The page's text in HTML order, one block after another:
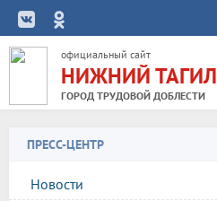
официальный сайт
НИЖНИЙ ТАГИЛ
ГОРОД ТРУДОВОЙ ДОБЛЕСТИ
ПРЕСС-ЦЕНТР
Новости